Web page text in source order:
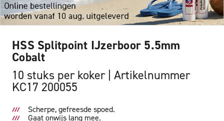
HSS Splitpoint IJzerboor 5.5mm
Cobalt
10 stuks per koker Artikelnummer
KC17 200055
Scherpe, gefreesde spoed.
Gaat onwijs lang mee.